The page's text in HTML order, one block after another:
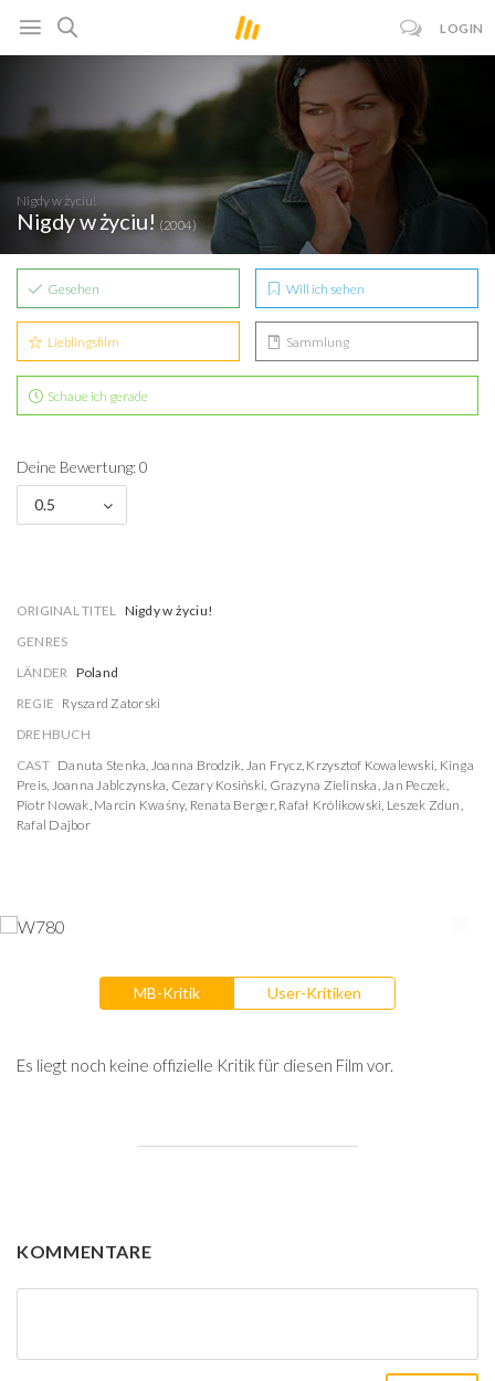
LOGIN
Nigdy w życiu!
Nigdy w życiu! (2004)
Gesehen Will ich sehen
Lieblingsfilm Sammlung
Schaue ich gerade
Deine Bewertung: 0
0.5
ORIGINAL TITEL Nigdy w życiu!
GENRES
LÄNDER Poland
REGIE Ryszard Zatorski
DREHBUCH
CAST Danuta Stenka, Joanna Brodzik, Jan Frycz, Krzysztof Kowalewski, Kinga
Preis, Joanna Jablczynska, Cezary Kosiński, Grazyna Zielinska,Jan Peczek,
Piotr Nowak, Marcin Kwaśny, Renata Berger, Rafał Królikowski, Leszek Zdun,
Rafal Dajbor
MB-Kritik User-Kritiken
Es liegt noch keine offizielle Kritik für diesen Film vor.
KOMMENTARE